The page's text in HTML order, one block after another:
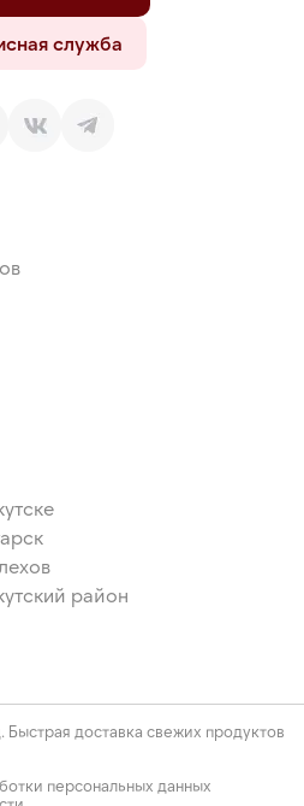
служба
район
доставка свежих продуктов
персональных данных